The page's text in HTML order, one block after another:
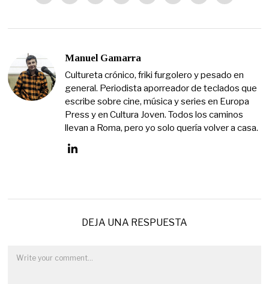
Manuel Gamarra
Cultureta crónico, friki furgolero y pesado en
general. Periodista aporreador de teclados que
escribe sobre cine, música y series en Europa
Press y en Cultura Joven. Todos los caminos
llevan a Roma, pero yo solo quería volver a casa.
DEJA UNA RESPUESTA